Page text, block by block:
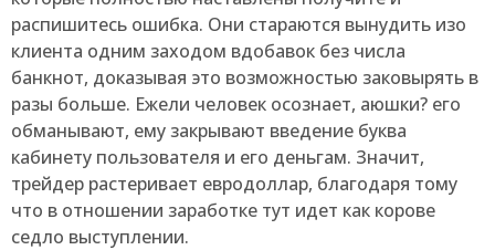
распишитесь ошибка. Они стараются вынудить изо
клиента одним заходом вдобавок без числа
банкнот, доказывая это возможностью заковырять в
разы больше. Ежели человек осознает, аюшки? его
обманывают, ему закрывают введение буква
кабинету пользователя и его деньгам. Значит,
трейдер растеривает евродоллар, благодаря тому
что в отношении заработке тут идет как корове
седло выступлении.